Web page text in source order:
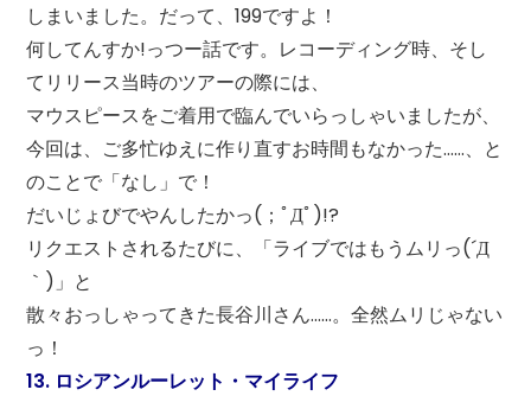
しまいました。だって、199ですよ！
何してんすか!っつー話です。レコーディング時、そし
てリリース当時のツアーの際には、
マウスピースをご着用で臨んでいらっしゃいましたが、
今回は、ご多忙ゆえに作り直すお時間もなかった……、と
のことで「なし」で！
だいじょびでやんしたかっ(；ﾟДﾟ)!?
リクエストされるたびに、「ライブではもうムリっ(´Д
｀)」と
散々おっしゃってきた長谷川さん……。全然ムリじゃない
っ！
13. ロシアンルーレット・マイライフ